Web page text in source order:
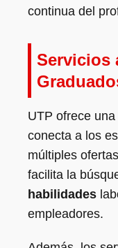
continua del
Servicios
UTP ofrece una
conecta a los
múltiples
facilita la
habilidades
empleadores.